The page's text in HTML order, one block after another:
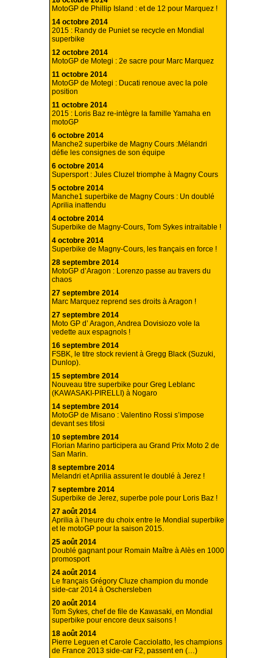
MotoGP de Phillip Island : et de 12 pour Marquez !
14 octobre 2014
2015 : Randy de Puniet se recycle en Mondial
superbike
12 octobre 2014
MotoGP de Motegi : 2e sacre pour Marc Marquez
11 octobre 2014
MotoGP de Motegi : Ducati renoue avec la pole
position
11 octobre 2014
2015 : Loris Baz re-intègre la famille Yamaha en
motoGP
6 octobre 2014
Manche2 superbike de Magny Cours :Mélandri
défie les consignes de son équipe
6 octobre 2014
Supersport : Jules Cluzel triomphe à Magny Cours
5 octobre 2014
Manche1 superbike de Magny Cours : Un doublé
Aprilia inattendu
4 octobre 2014
Superbike de Magny-Cours, Tom Sykes intraitable !
4 octobre 2014
Superbike de Magny-Cours, les français en force !
28 septembre 2014
MotoGP d’Aragon : Lorenzo passe au travers du
chaos
27 septembre 2014
Marc Marquez reprend ses droits à Aragon !
27 septembre 2014
Moto GP d’ Aragon, Andrea Dovisiozo vole la
vedette aux espagnols !
16 septembre 2014
FSBK, le titre stock revient à Gregg Black (Suzuki,
Dunlop).
15 septembre 2014
Nouveau titre superbike pour Greg Leblanc
(KAWASAKI-PIRELLI) à Nogaro
14 septembre 2014
MotoGP de Misano : Valentino Rossi s’impose
devant ses tifosi
10 septembre 2014
Florian Marino participera au Grand Prix Moto 2 de
San Marin.
8 septembre 2014
Melandri et Aprilia assurent le doublé à Jerez !
7 septembre 2014
Superbike de Jerez, superbe pole pour Loris Baz !
27 août 2014
Aprilia à l’heure du choix entre le Mondial superbike
et le motoGP pour la saison 2015.
25 août 2014
Doublé gagnant pour Romain Maître à Alès en 1000
promosport
24 août 2014
Le français Grégory Cluze champion du monde
side-car 2014 à Oschersleben
20 août 2014
Tom Sykes, chef de file de Kawasaki, en Mondial
superbike pour encore deux saisons !
18 août 2014
Pierre Leguen et Carole Cacciolatto, les champions
de France 2013 side-car F2, passent en (…)